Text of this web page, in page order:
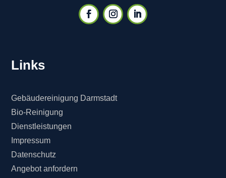
Links
Gebäudereinigung Darmstadt
Bio-Reinigung
Dienstleistungen
Impressum
Datenschutz
Angebot anfordern